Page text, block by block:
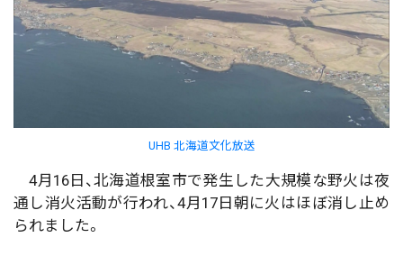
UHB 北海道文化放送
4月16日、北海道根室市で発生した大規模な野火は夜
通し消火活動が行われ、4月17日朝に火はほぼ消し止め
られました。